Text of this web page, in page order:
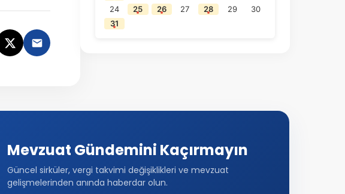
24
25 26 27 28 29
30
31
Mevzuat Gündemini Kaçırmayın
Güncel sirküler, vergi takvimi değişiklikleri ve mevzuat
gelişmelerinden anında haberdar olun.